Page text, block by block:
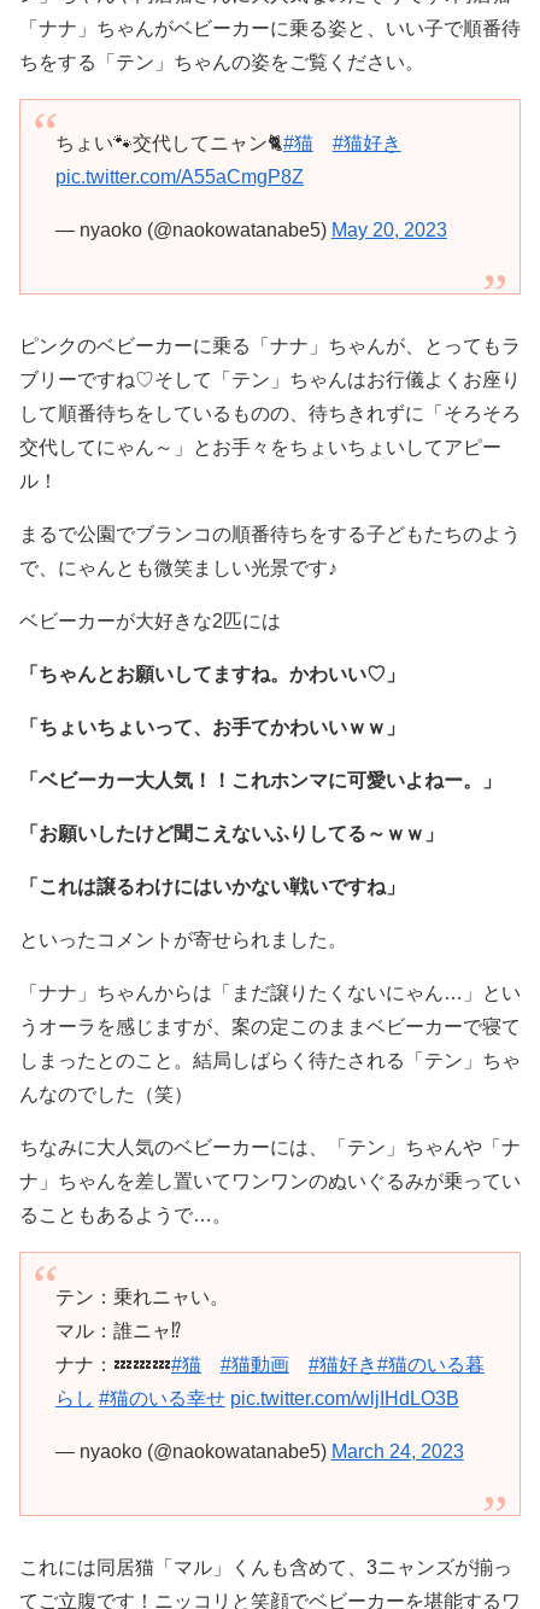
「ナナ」ちゃんがベビーカーに乗る姿と、いい子で順番待
ちをする「テン」ちゃんの姿をご覧ください。
ちょい🐾交代してニャン🐈#猫
#猫好き
pic.twitter.com/A55aCmgP8Z
— nyaoko (@naokowatanabe5) May 20, 2023
ピンクのベビーカーに乗る「ナナ」ちゃんが、とってもラ
ブリーですね♡そして「テン」ちゃんはお行儀よくお座り
して順番待ちをしているものの、待ちきれずに「そろそろ
交代してにゃん～」とお手々をちょいちょいしてアピー
ル！
まるで公園でブランコの順番待ちをする子どもたちのよう
で、にゃんとも微笑ましい光景です♪
ベビーカーが大好きな2匹には
「ちゃんとお願いしてますね。かわいい♡」
「ちょいちょいって、お手てかわいいｗｗ」
「ベビーカー大人気！！これホンマに可愛いよねー。」
「お願いしたけど聞こえないふりしてる～ｗｗ」
「これは譲るわけにはいかない戦いですね」
といったコメントが寄せられました。
「ナナ」ちゃんからは「まだ譲りたくないにゃん…」とい
うオーラを感じますが、案の定このままベビーカーで寝て
しまったとのこと。結局しばらく待たされる「テン」ちゃ
んなのでした（笑）
ちなみに大人気のベビーカーには、「テン」ちゃんや「ナ
ナ」ちゃんを差し置いてワンワンのぬいぐるみが乗ってい
ることもあるようで…。
テン：乗れニャい。
マル：誰ニャ⁉️
ナナ：💤💤💤#猫 #猫動画 #猫好き#猫のいる暮
らし #猫のいる幸せ pic.twitter.com/wljIHdLO3B
— nyaoko (@naokowatanabe5) March 24, 2023
これには同居猫「マル」くんも含めて、3ニャンズが揃っ
てご立腹です！ニッコリと笑顔でベビーカーを堪能するワ